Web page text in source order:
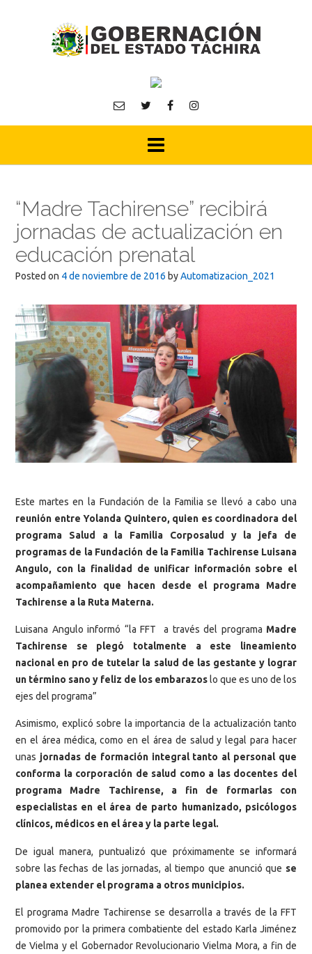
“Madre Tachirense” recibirá
jornadas de actualización en
educación prenatal
Posted on 4 de noviembre de 2016 byAutomatizacion_2021
Este martes en la Fundación de la Familia se llevó a cabo una
reunión entre Yolanda Quintero, quien es coordinadora del
programa Salud a la Familia Corposalud y la jefa de
programas de la Fundación de la Familia Tachirense Luisana
Angulo, con la finalidad de unificar información sobre el
acompañamiento que hacen desde el programa Madre
Tachirense a la Ruta Materna.
Luisana Angulo informó “la FFT a través del programa Madre
Tachirense se plegó totalmente a este lineamiento
nacional en pro de tutelar la salud de las gestante y lograr
un término sano y feliz de los embarazos lo que es uno de los
ejes del programa”
Asimismo, explicó sobre la importancia de la actualización tanto
en el área médica, como en el área de salud y legal para hacer
unas jornadas de formación integral tanto al personal que
conforma la corporación de salud como a las docentes del
programa Madre Tachirense, a fin de formarlas con
especialistas en el área de parto humanizado, psicólogos
clínicos, médicos en el área y la parte legal.
De igual manera, puntualizó que próximamente se informará
sobre las fechas de las jornadas, al tiempo que anunció que se
planea extender el programa a otros municipios.
El programa Madre Tachirense se desarrolla a través de la FFT
promovido por la primera combatiente del estado Karla Jiménez
de Vielma y el Gobernador Revolucionario Vielma Mora, a fin de